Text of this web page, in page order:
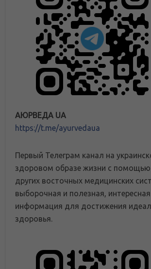
АЮРВЕДА UA
https://t.me/ayurvedaua
Первый Телеграм канал на
здоровом образе жизни с
других восточных медицинских
выборочная и полезная,
информация для достижения
здоровья.